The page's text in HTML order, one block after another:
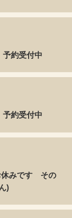
約受付中
約受付中
休みです その
)